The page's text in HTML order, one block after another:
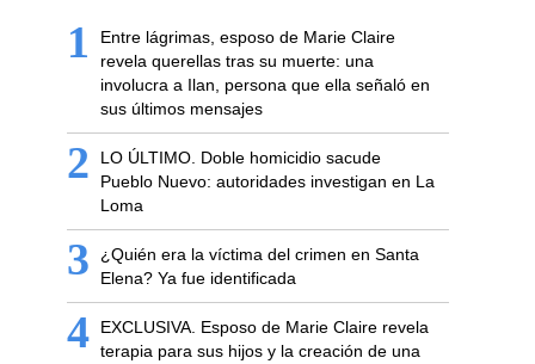
1
Entre lágrimas, esposo de Marie Claire
revela querellas tras su muerte: una
involucra a Ilan, persona que ella señaló en
sus últimos mensajes
2
LO ÚLTIMO. Doble homicidio sacude
Pueblo Nuevo: autoridades investigan en La
Loma
3
¿Quién era la víctima del crimen en Santa
Elena? Ya fue identificada
4
EXCLUSIVA. Esposo de Marie Claire revela
terapia para sus hijos y la creación de una